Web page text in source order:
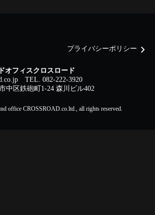
プライバシーポリシー chevron_right
オフィスクロスロード
TEL. 082-222-3920
中区鉄砲町1-24 森川ビル402
office CROSSROAD.co.ltd., all rights reserved.